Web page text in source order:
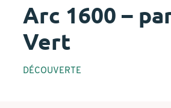
Arc 1600 –
Vert
DÉCOUVERTE